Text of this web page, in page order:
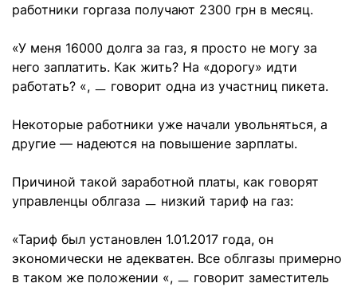
работники горгаза получают 2300 грн в месяц.
«У меня 16000 долга за газ, я просто не могу за
него заплатить. Как жить? На «дорогу» идти
работать? «, ㅡ говорит одна из участниц пикета.
Некоторые работники уже начали увольняться, а
другие — надеются на повышение зарплаты.
Причиной такой заработной платы, как говорят
управленцы облгаза ㅡ низкий тариф на газ:
«Тариф был установлен 1.01.2017 года, он
экономически не адекватен. Все облгазы примерно
в таком же положении «, ㅡ говорит заместитель